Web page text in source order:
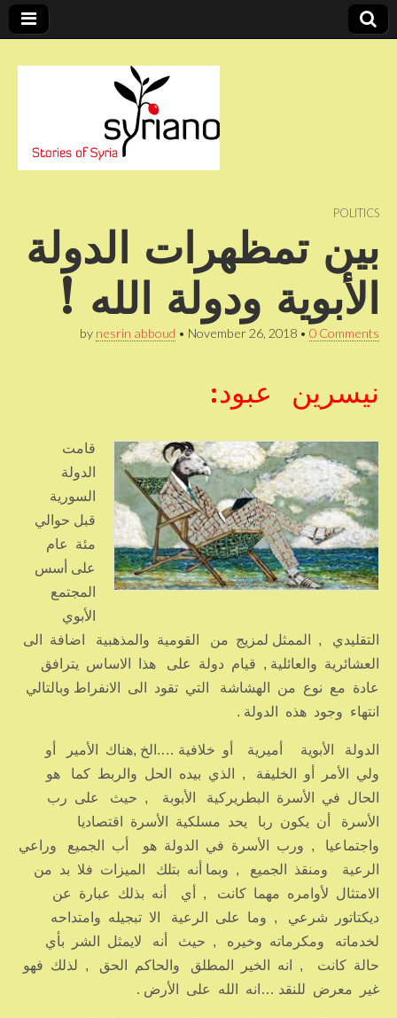
syriano POLITICS
بين تمظهرات الدولة
الأبوية ودولة الله !
by nesrin abboud • November 26, 2018 • 0 Comments
نيسرين عبود:
قامت
الدولة
السورية
قبل حوالي
مئة عام
على أسس
المجتمع
الأبوي
التقليدي , الممثل لمزيج من القومية والمذهبية اضافة الى
العشائرية والعائلية , قيام دولة على هذا الاساس يترافق
عادة مع نوع من الهشاشة التي تقود الى الانفراط وبالتالي
انتهاء وجود هذه الدولة .
الدولة الأبوية أميرية أو خلافية ….الخ ,هناك الأمير أو
ولي الأمر أو الخليفة , الذي بيده الحل والربط كما هو
الحال في الأسرة البطريركية الأبوبة , حيث على رب
الأسرة أن يكون ربا يحد مسلكية الأسرة اقتصاديا
واجتماعيا , ورب الأسرة في الدولة هو أب الجميع وراعي
الرعية ومنقذ الجميع , وبما أنه بتلك الميزات فلا بد من
الامتثال لأوامره مهما كانت , أي أنه بذلك عبارة عن
ديكتاتور شرعي , وما على الرعية الا تبجيله وامتداحه
لخدماته ومكرماته وخيره , حيث أنه لايمثل الشر بأي
حالة كانت , انه الخير المطلق والحاكم الحق , لذلك فهو
غير معرض للنقد …انه الله على الأرض .